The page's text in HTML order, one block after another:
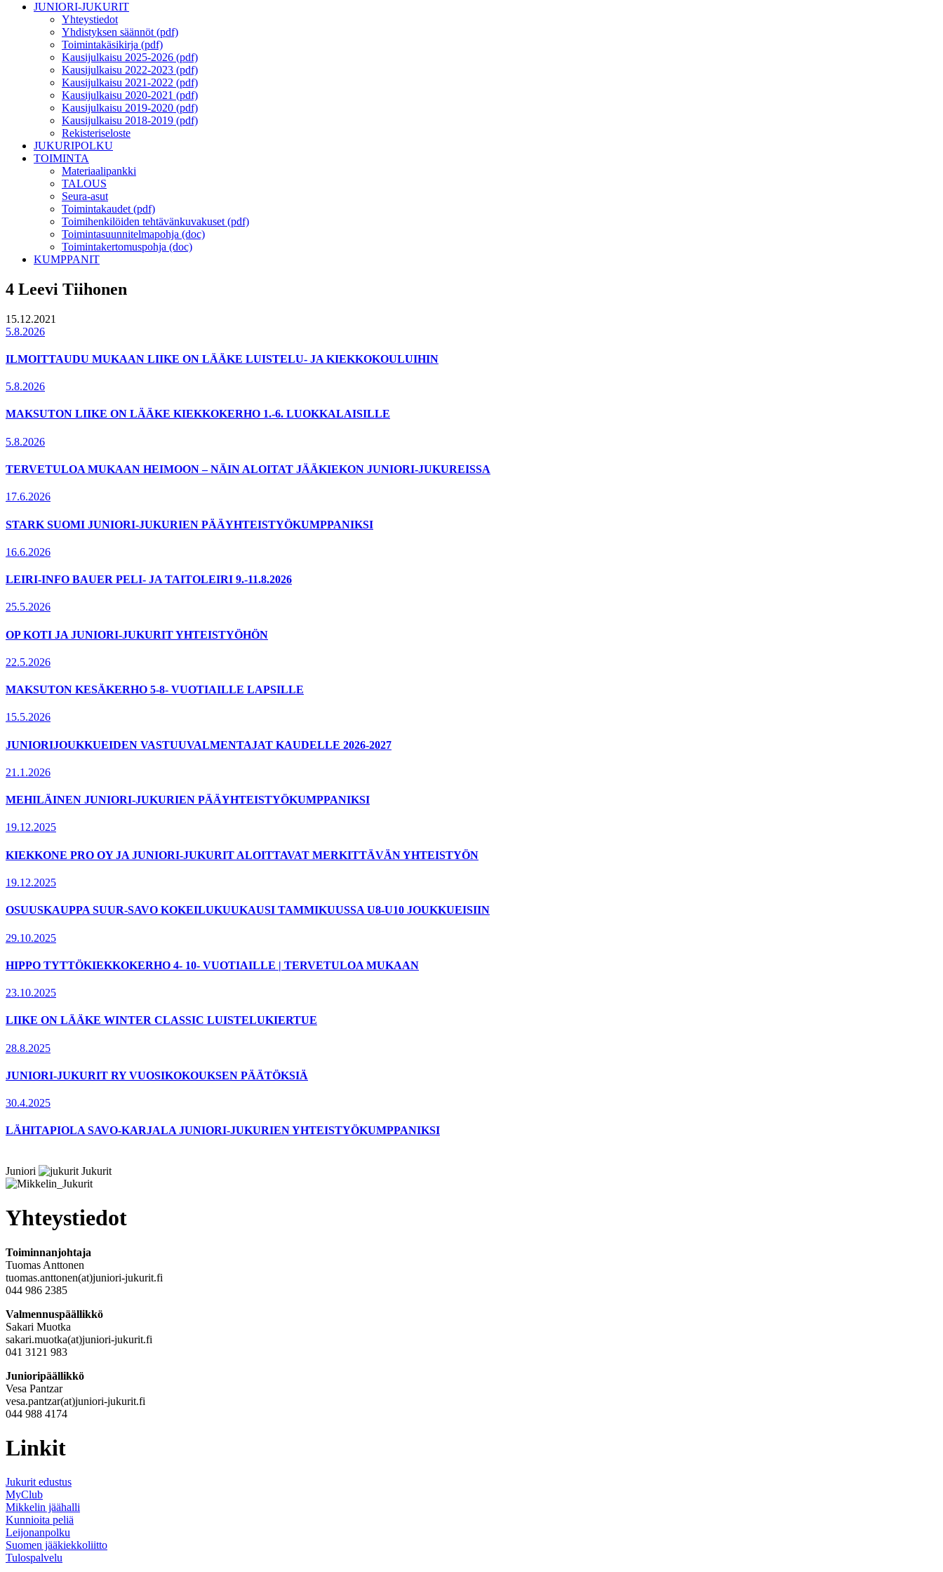
JUNIORI-JUKURIT
Yhteystiedot
Yhdistyksen säännöt (pdf)
Toimintakäsikirja (pdf)
Kausijulkaisu 2025-2026 (pdf)
Kausijulkaisu 2022-2023 (pdf)
Kausijulkaisu 2021-2022 (pdf)
Kausijulkaisu 2020-2021 (pdf)
Kausijulkaisu 2019-2020 (pdf)
Kausijulkaisu 2018-2019 (pdf)
Rekisteriseloste
JUKURIPOLKU
TOIMINTA
Materiaalipankki
TALOUS
Seura-asut
Toimintakaudet (pdf)
Toimihenkilöiden tehtävänkuvakuset (pdf)
Toimintasuunnitelmapohja (doc)
Toimintakertomuspohja (doc)
KUMPPANIT
4 Leevi Tiihonen
15.12.2021
5.8.2026
ILMOITTAUDU MUKAAN LIIKE ON LÄÄKE LUISTELU- JA KIEKKOKOULUIHIN
5.8.2026
MAKSUTON LIIKE ON LÄÄKE KIEKKOKERHO 1.-6. LUOKKALAISILLE
5.8.2026
TERVETULOA MUKAAN HEIMOON – NÄIN ALOITAT JÄÄKIEKON JUNIORI-JUKUREISSA
17.6.2026
STARK SUOMI JUNIORI-JUKURIEN PÄÄYHTEISTYÖKUMPPANIKSI
16.6.2026
LEIRI-INFO BAUER PELI- JA TAITOLEIRI 9.-11.8.2026
25.5.2026
OP KOTI JA JUNIORI-JUKURIT YHTEISTYÖHÖN
22.5.2026
MAKSUTON KESÄKERHO 5-8- VUOTIAILLE LAPSILLE
15.5.2026
JUNIORIJOUKKUEIDEN VASTUUVALMENTAJAT KAUDELLE 2026-2027
21.1.2026
MEHILÄINEN JUNIORI-JUKURIEN PÄÄYHTEISTYÖKUMPPANIKSI
19.12.2025
KIEKKONE PRO OY JA JUNIORI-JUKURIT ALOITTAVAT MERKITTÄVÄN YHTEISTYÖN
19.12.2025
OSUUSKAUPPA SUUR-SAVO KOKEILUKUUKAUSI TAMMIKUUSSA U8-U10 JOUKKUEISIIN
29.10.2025
HIPPO TYTTÖKIEKKOKERHO 4- 10- VUOTIAILLE | TERVETULOA MUKAAN
23.10.2025
LIIKE ON LÄÄKE WINTER CLASSIC LUISTELUKIERTUE
28.8.2025
JUNIORI-JUKURIT RY VUOSIKOKOUKSEN PÄÄTÖKSIÄ
30.4.2025
LÄHITAPIOLA SAVO-KARJALA JUNIORI-JUKURIEN YHTEISTYÖKUMPPANIKSI
Juniori Jukurit
Yhteystiedot
Toiminnanjohtaja
Tuomas Anttonen
tuomas.anttonen(at)juniori-jukurit.fi
044 986 2385
Valmennuspäällikkö
Sakari Muotka
sakari.muotka(at)juniori-jukurit.fi
041 3121 983
Junioripäällikkö
Vesa Pantzar
vesa.pantzar(at)juniori-jukurit.fi
044 988 4174
Linkit
Jukurit edustus
MyClub
Mikkelin jäähalli
Kunnioita peliä
Leijonanpolku
Suomen jääkiekkoliitto
Tulospalvelu